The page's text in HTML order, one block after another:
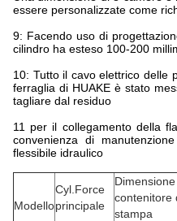
essere personalizzate come
9: Facendo uso di
cilindro ha esteso 100-200
10: Tutto il cavo elettrico delle
ferraglia di HUAKE è stato
tagliare dal residuo
11 per il collegamento della
convenienza di
flessibile idraulico
Modello
Cyl.Force
principale
contenitore
stampa